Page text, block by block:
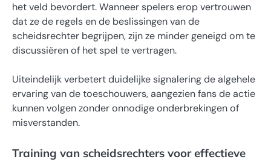
het veld bevordert. Wanneer spelers erop vertrouwen
dat ze de regels en de beslissingen van de
scheidsrechter begrijpen, zijn ze minder geneigd om te
discussiëren of het spel te vertragen.
Uiteindelijk verbetert duidelijke signalering de algehele
ervaring van de toeschouwers, aangezien fans de actie
kunnen volgen zonder onnodige onderbrekingen of
misverstanden.
Training van scheidsrechters voor effectieve